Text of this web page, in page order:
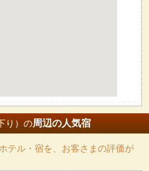
り）の周辺の人気宿
テル・宿を、お客さまの評価が